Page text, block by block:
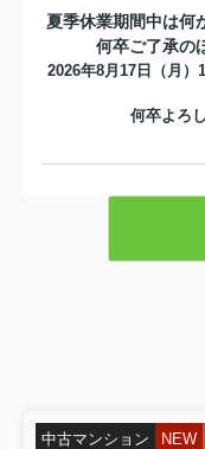
夏季休業期間中は何
何卒ご了承の
2026年8月17日（月）
何卒よろ
約
中古マンション NEW